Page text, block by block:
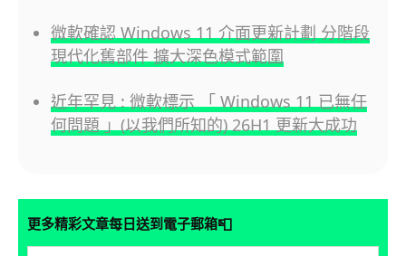
微軟確認 Windows 11 介面更新計劃 分階段
現代化舊部件 擴大深色模式範圍
近年罕見 : 微軟標示 「 Windows 11 已無任
何問題 」(以我們所知的) 26H1 更新大成功
更多精彩文章每日送到電子郵箱📮